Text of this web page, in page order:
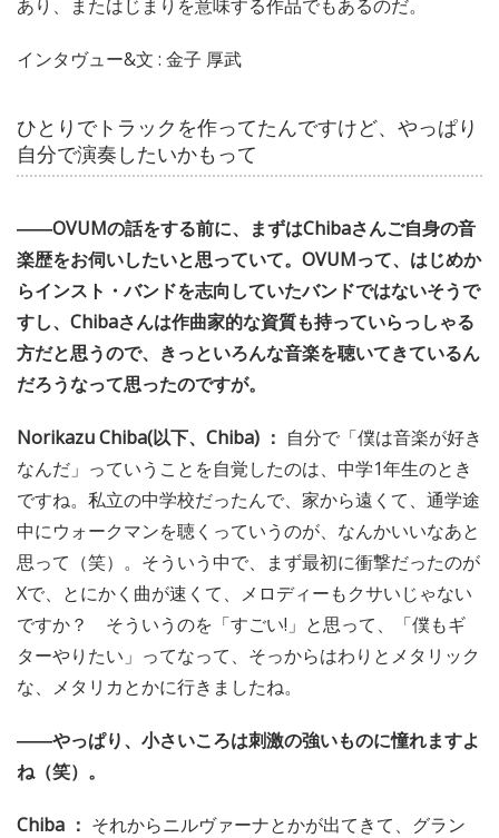
あり、またはじまりを意味する作品でもあるのだ。
インタヴュー&文 : 金子 厚武
ひとりでトラックを作ってたんですけど、やっぱり
自分で演奏したいかもって
――OVUMの話をする前に、まずはChibaさんご自身の音
楽歴をお伺いしたいと思っていて。OVUMって、はじめか
らインスト・バンドを志向していたバンドではないそうで
すし、Chibaさんは作曲家的な資質も持っていらっしゃる
方だと思うので、きっといろんな音楽を聴いてきているん
だろうなって思ったのですが。
Norikazu Chiba(以下、Chiba) ： 自分で「僕は音楽が好き
なんだ」っていうことを自覚したのは、中学1年生のとき
ですね。私立の中学校だったんで、家から遠くて、通学途
中にウォークマンを聴くっていうのが、なんかいいなあと
思って（笑）。そういう中で、まず最初に衝撃だったのが
Xで、とにかく曲が速くて、メロディーもクサいじゃない
ですか？ そういうのを「すごい!」と思って、「僕もギ
ターやりたい」ってなって、そっからはわりとメタリック
な、メタリカとかに行きましたね。
――やっぱり、小さいころは刺激の強いものに憧れますよ
ね（笑）。
Chiba ： それからニルヴァーナとかが出てきて、グラン